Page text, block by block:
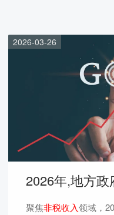
2026-03-26
2026年,地方
聚焦非税收入领域，